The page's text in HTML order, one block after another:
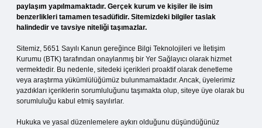
paylaşım yapılmamaktadır. Gerçek kurum ve kişiler ile isim
benzerlikleri tamamen tesadüfidir. Sitemizdeki bilgiler taslak
halindedir ve tavsiye niteliği taşımazlar.
Sitemiz, 5651 Sayılı Kanun gereğince Bilgi Teknolojileri ve İletişim
Kurumu (BTK) tarafından onaylanmış bir Yer Sağlayıcı olarak hizmet
vermektedir. Bu nedenle, sitedeki içerikleri proaktif olarak denetleme
veya araştırma yükümlülüğümüz bulunmamaktadır. Ancak, üyelerimiz
yazdıkları içeriklerin sorumluluğunu taşımakta olup, siteye üye olarak bu
sorumluluğu kabul etmiş sayılırlar.
Hukuka ve yasal düzenlemelere aykırı olduğunu düşündüğünüz